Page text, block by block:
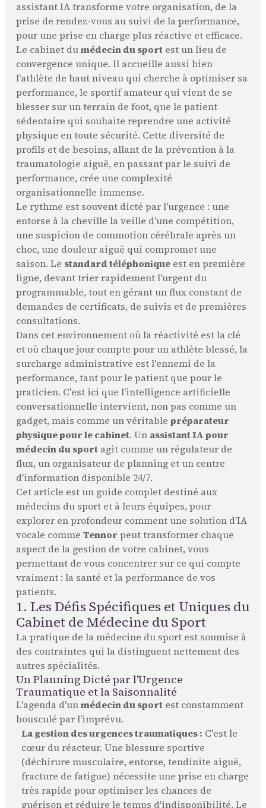
assistant IA transforme votre organisation, de la
prise de rendez-vous au suivi de la performance,
pour une prise en charge plus réactive et efficace.
Le cabinet dumédecin du sport est un lieu de
convergence unique. Il accueille aussi bien
l'athlète de haut niveau qui cherche à optimiser sa
performance, le sportif amateur qui vient de se
blesser sur un terrain de foot, que le patient
sédentaire qui souhaite reprendre une activité
physique en toute sécurité. Cette diversité de
profils et de besoins, allant de la prévention à la
traumatologie aiguë, en passant par le suivi de
performance, crée une complexité
organisationnelle immense.
Le rythme est souvent dicté par l'urgence : une
entorse à la cheville la veille d'une compétition,
une suspicion de commotion cérébrale après un
choc, une douleur aiguë qui compromet une
saison. Le standard téléphoniqueest en première
ligne, devant trier rapidement l'urgent du
programmable, tout en gérant un flux constant de
demandes de certificats, de suivis et de premières
consultations.
Dans cet environnement où la réactivité est la clé
et où chaque jour compte pour un athlète blessé, la
surcharge administrative est l'ennemi de la
performance, tant pour le patient que pour le
praticien. C'est ici que l'intelligence artificielle
conversationnelle intervient, non pas comme un
gadget, mais comme un véritable préparateur
physique pour le cabinet. Un assistant IA pour
médecin du sport agit comme un régulateur de
flux, un organisateur de planning et un centre
d'information disponible 24/7.
Cet article est un guide complet destiné aux
médecins du sport et à leurs équipes, pour
explorer en profondeur comment une solution d'IA
vocale comme Tennor peut transformer chaque
aspect de la gestion de votre cabinet, vous
permettant de vous concentrer sur ce qui compte
vraiment : la santé et la performance de vos
patients.
1. Les Défis Spécifiques et Uniques du
Cabinet de Médecine du Sport
La pratique de la médecine du sport est soumise à
des contraintes qui la distinguent nettement des
autres spécialités.
Un Planning Dicté par l'Urgence
Traumatique et la Saisonnalité
L'agenda d'unmédecin du sport est constamment
bousculé par l'imprévu.
La gestion des urgences traumatiques : C'est le
cœur du réacteur. Une blessure sportive
(déchirure musculaire, entorse, tendinite aiguë,
fracture de fatigue) nécessite une prise en charge
très rapide pour optimiser les chances de
guérison et réduire le temps d'indisponibilité. Le